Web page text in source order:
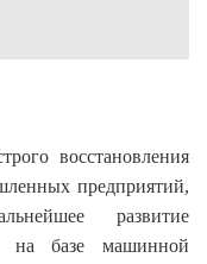
восстановления
предприятий,
развитие
на базе машинной